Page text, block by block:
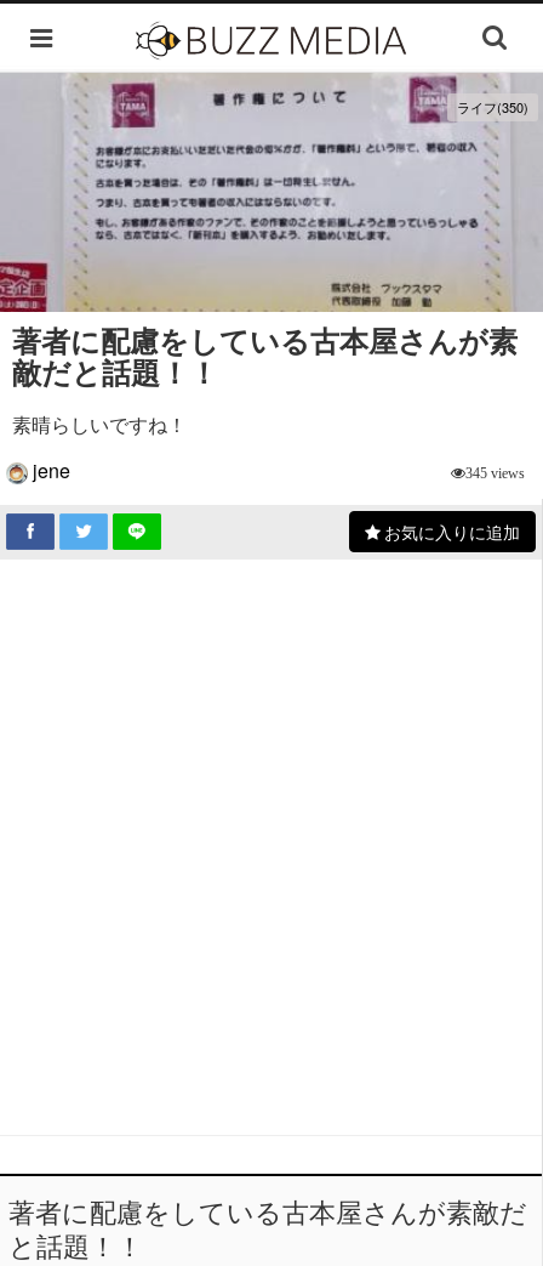
ライフ(350)
著者に配慮をしている古本屋さんが素
敵だと話題！！
素晴らしいですね！
jene
345 views
お気に入りに追加
著者に配慮をしている古本屋さんが素敵だ
と話題！！